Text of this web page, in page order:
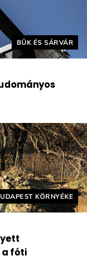
Helyszín címkék:
BÜK ÉS SÁRVÁR
címkék:
KÖRNYÉKE
a fóti